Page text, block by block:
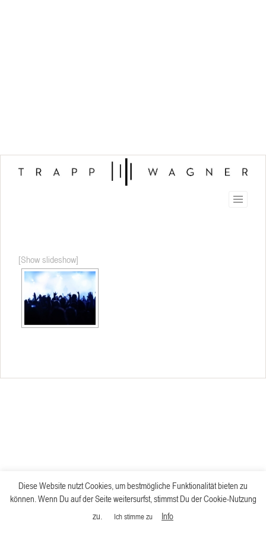
[Show slideshow]
Diese Website nutzt Cookies, um bestmögliche Funktionalität bieten zu
können. Wenn Du auf der Seite weitersurfst, stimmst Du der Cookie-Nutzung
zu.
Ich stimme zu Info